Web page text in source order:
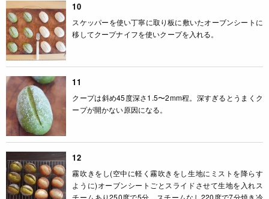
10
スケッパーを使い丁寧に取り板に敷いたオーブンシートに
移してクープナイフを使いクープを入れる。
11
クープは斜め45度深さ1.5〜2mm程。深すぎるとうまくク
ープが開かない原因になる。
12
霧吹きをし(空中に軽く霧吹きをし生地にミストを降らす
ように)オーブンシートごとスライドさせて生地を入れス